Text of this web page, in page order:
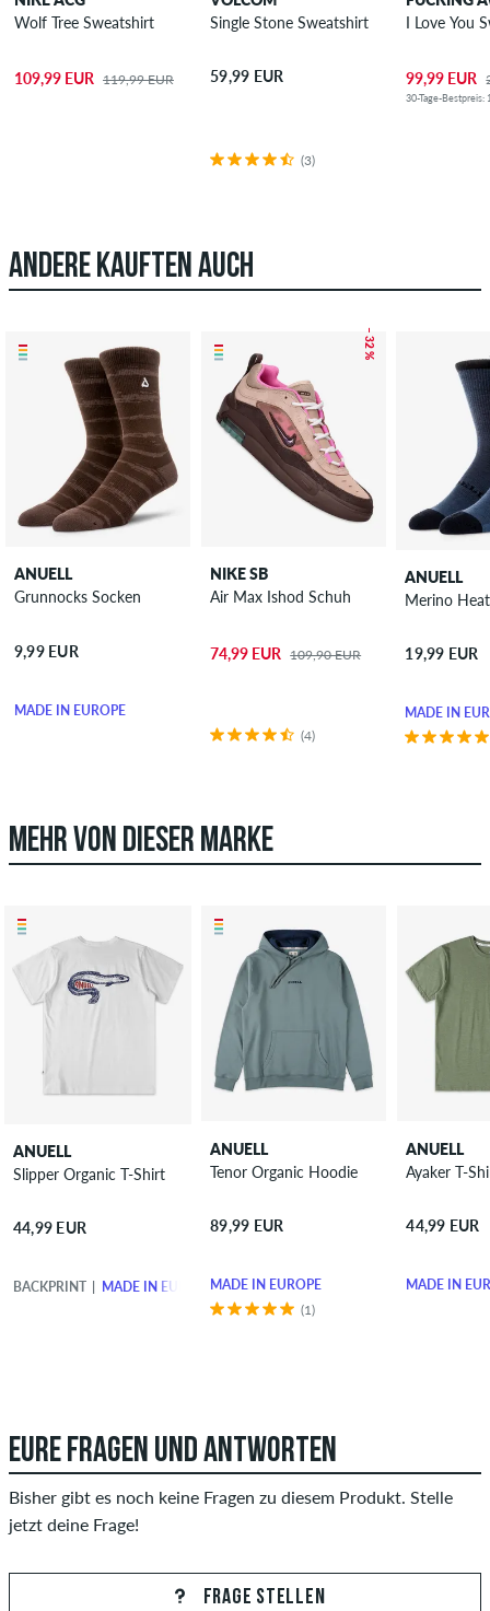
Wolf Tree Sweatshirt
109,99 EUR 119,99 EUR
Single Stone Sweatshirt
59,99 EUR
(3)
I Love You
99,99 EUR
30-Tage-Bestpreis:
ANDERE KAUFTEN AUCH
ANUELL
Grunnocks Socken
9,99 EUR
MADE IN EUROPE
– 32 %
NIKE SB
Air Max Ishod Schuh
74,99 EUR 109,90 EUR
(4)
ANUELL
Merino
19,99 EUR
MADE IN
MEHR VON DIESER MARKE
ANUELL
Slipper Organic T-Shirt
44,99 EUR
BACKPRINT MADE IN EUROPE
ANUELL
Tenor Organic Hoodie
89,99 EUR
MADE IN EUROPE
(1)
ANUELL
Ayaker T-
44,99 EUR
MADE IN
EURE FRAGEN UND ANTWORTEN
Bisher gibt es noch keine Fragen zu diesem Produkt. Stelle
jetzt deine Frage!
FRAGE STELLEN